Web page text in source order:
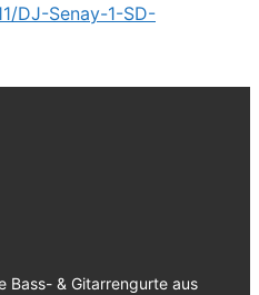
DJ-Senay-1-SD-
Bass- & Gitarrengurte aus